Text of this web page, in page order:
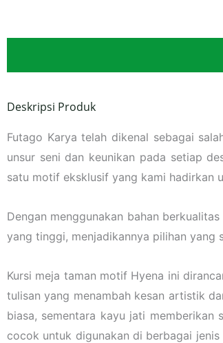
Deskripsi Produk
Futago Karya telah dikenal sebagai
unsur seni dan keunikan pada setiap
satu motif eksklusif yang kami hadirkan
Dengan menggunakan bahan
yang tinggi, menjadikannya pilihan yang
Kursi meja taman motif Hyena ini
tulisan yang menambah kesan artistik
biasa, sementara kayu jati memberikan
cocok untuk digunakan di berbagai